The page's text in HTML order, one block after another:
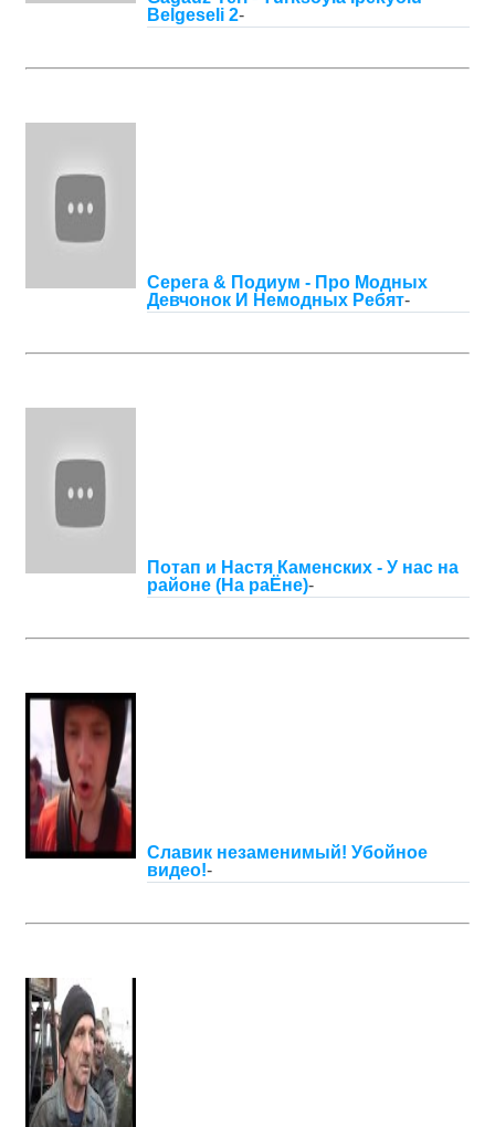
Belgeseli 2-
Серега & Подиум - Про Модных
Девчонок И Немодных Ребят-
Потап и Настя Каменских - У нас на
районе (На раЁне)-
Славик незаменимый! Убойное
видео!-